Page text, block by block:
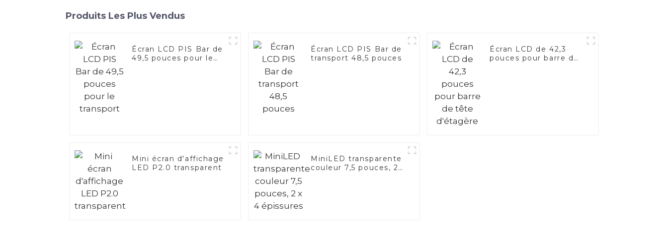
Produits Les Plus Vendus
Écran LCD PIS Bar de
49,5 pouces pour le
Écran LCD PIS Bar de
transport 48,5 pouces
Écran LCD de 42,3
pouces pour barre de
Mini écran d'affichage
LED P2.0 transparent
MiniLED transparente
couleur 7,5 pouces, 2